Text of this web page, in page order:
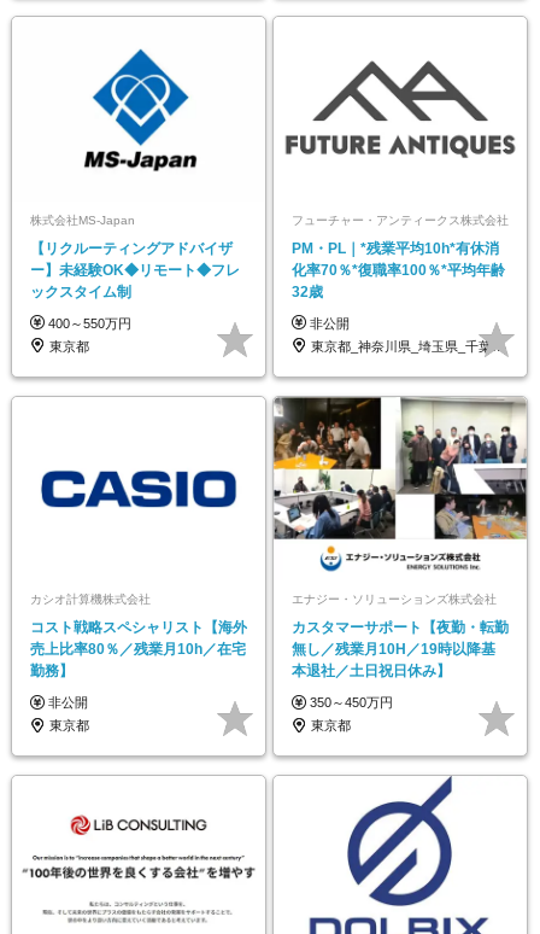
株式会社MS-Japan
【リクルーティングアドバイザ
ー】未経験OK◆リモート◆フレ
ックスタイム制
400～550万円
東京都
フューチャー・アンティークス株式会社
PM・PL｜*残業平均10h*有休消
化率70％*復職率100％*平均年齢
32歳
非公開
東京都_神奈川県_埼玉県_千葉県_大阪府
カシオ計算機株式会社
コスト戦略スペシャリスト【海外
売上比率80％／残業月10h／在宅
勤務】
非公開
東京都
エナジー・ソリューションズ株式会社
カスタマーサポート【夜勤・転勤
無し／残業月10H／19時以降基
本退社／土日祝日休み】
350～450万円
東京都